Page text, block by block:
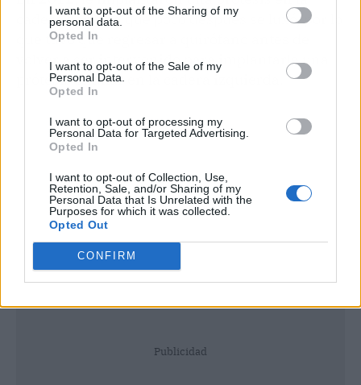
I want to opt-out of the Sharing of my
personal data.
Opted In
I want to opt-out of the Sale of my
Personal Data.
Opted In
I want to opt-out of processing my
Personal Data for Targeted Advertising.
Opted In
I want to opt-out of Collection, Use,
Retention, Sale, and/or Sharing of my
Personal Data that Is Unrelated with the
Purposes for which it was collected.
Opted Out
CONFIRM
cadera derecha que poco después se luxó, por lo
que tuvo que regresar a quirófano antes de
volver a ser intervenido para implantarle una
prótesis similar en la cadera izquierda.
Publicidad